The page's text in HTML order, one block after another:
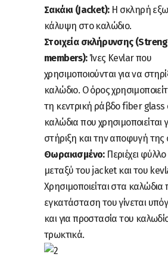
Σακάκι (Jacket):Η σκληρή
κάλυψη στο καλώδιο.
Στοιχεία σκλήρυνσης
members):Ίνες Kevlar που
χρησιμοποιούνται για να
καλώδιο. Ο όρος
τη κεντρική ράβδο fiber glass
καλώδια που χρησιμοποιείται
στήριξη και την αποφυγή
Θωρακισμένο:Περιέχει
μεταξύ του jacket και του
Χρησιμοποιείται στα καλώδια
εγκατάσταση του γίνεται
και για προστασία του
τρωκτικά.